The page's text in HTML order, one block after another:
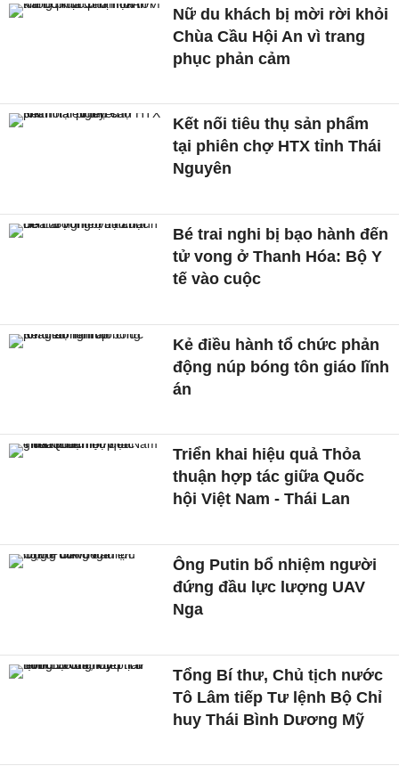
Nữ du khách bị mời rời khỏi
Chùa Cầu Hội An vì trang
phục phản cảm
Kết nối tiêu thụ sản phẩm
tại phiên chợ HTX tỉnh Thái
Nguyên
Bé trai nghi bị bạo hành đến
tử vong ở Thanh Hóa: Bộ Y
tế vào cuộc
Kẻ điều hành tổ chức phản
động núp bóng tôn giáo lĩnh
án
Triển khai hiệu quả Thỏa
thuận hợp tác giữa Quốc
hội Việt Nam - Thái Lan
Ông Putin bổ nhiệm người
đứng đầu lực lượng UAV
Nga
Tổng Bí thư, Chủ tịch nước
Tô Lâm tiếp Tư lệnh Bộ Chỉ
huy Thái Bình Dương Mỹ